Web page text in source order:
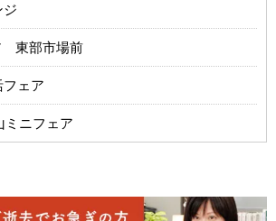
ジ
東部市場前
ェア
ミニフェア